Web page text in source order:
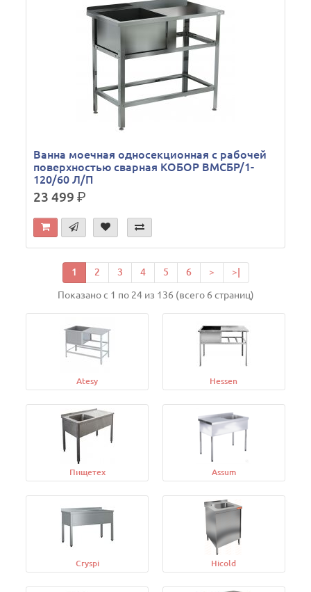
Ванна моечная односекционная с рабочей
поверхностью сварная КОБОР ВМСБР/1-
120/60 Л/П
23 499р.
1 2 3 4 5 6 > >|
Показано с 1 по 24 из 136 (всего 6 страниц)
Atesy Hessen
Пищетех Assum
Cryspi Hicold